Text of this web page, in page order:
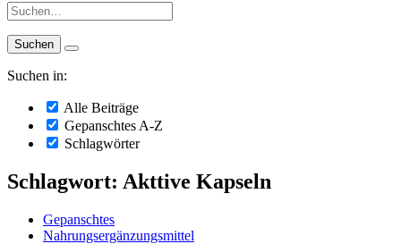
Suche:
Suchen in:
Alle Beiträge
Gepanschtes A-Z
Schlagwörter
Schlagwort: Akttive Kapseln
Gepanschtes
Nahrungsergänzungsmittel